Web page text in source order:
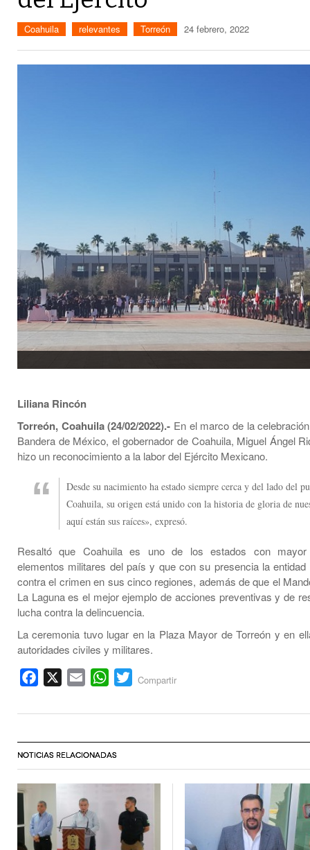
Coahuila relevantes Torreón 24 febrero, 2022
Liliana Rincón
Torreón, Coahuila (24/02/2022).- En el marco de la
Bandera de México, el gobernador de Coahuila, Miguel Ángel
hizo un reconocimiento a la labor del Ejército Mexicano.
Desde su nacimiento ha estado siempre cerca y del lado del
Coahuila, su origen está unido con la historia de gloria de
aquí están sus raíces», expresó.
Resaltó que Coahuila es uno de los estados con mayor
elementos militares del país y que con su presencia la entidad
contra el crimen en sus cinco regiones, además de que el
La Laguna es el mejor ejemplo de acciones preventivas y de
lucha contra la delincuencia.
La ceremonia tuvo lugar en la Plaza Mayor de Torreón y en
autoridades civiles y militares.
Facebook Email WhatsApp
Twitter
Compartir
NOTICIAS RELACIONADAS